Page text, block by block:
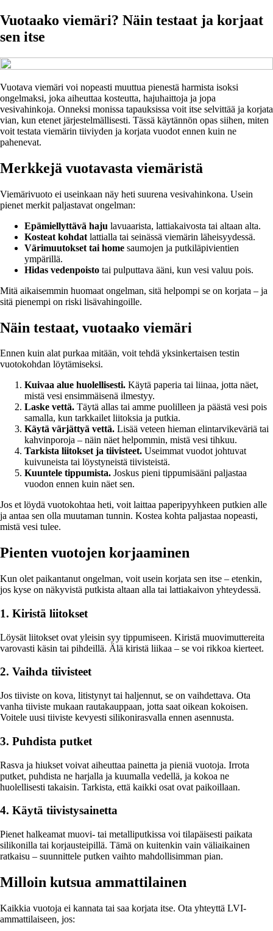
Vuotaako viemäri? Näin testaat ja korjaat
sen itse
Vuotava viemäri voi nopeasti muuttua pienestä harmista isoksi
ongelmaksi, joka aiheuttaa kosteutta, hajuhaittoja ja jopa
vesivahinkoja. Onneksi monissa tapauksissa voit itse selvittää ja korjata
vian, kun etenet järjestelmällisesti. Tässä käytännön opas siihen, miten
voit testata viemärin tiiviyden ja korjata vuodot ennen kuin ne
pahenevat.
Merkkejä vuotavasta viemäristä
Viemärivuoto ei useinkaan näy heti suurena vesivahinkona. Usein
pienet merkit paljastavat ongelman:
Epämiellyttävä haju lavuaarista, lattiakaivosta tai altaan alta.
Kosteat kohdat lattialla tai seinässä viemärin läheisyydessä.
Värimuutokset tai home saumojen ja putkiläpivientien
ympärillä.
Hidas vedenpoisto tai pulputtava ääni, kun vesi valuu pois.
Mitä aikaisemmin huomaat ongelman, sitä helpompi se on korjata – ja
sitä pienempi on riski lisävahingoille.
Näin testaat, vuotaako viemäri
Ennen kuin alat purkaa mitään, voit tehdä yksinkertaisen testin
vuotokohdan löytämiseksi.
Kuivaa alue huolellisesti. Käytä paperia tai liinaa, jotta näet,
mistä vesi ensimmäisenä ilmestyy.
Laske vettä. Täytä allas tai amme puolilleen ja päästä vesi pois
samalla, kun tarkkailet liitoksia ja putkia.
Käytä värjättyä vettä. Lisää veteen hieman elintarvikeväriä tai
kahvinporoja – näin näet helpommin, mistä vesi tihkuu.
Tarkista liitokset ja tiivisteet. Useimmat vuodot johtuvat
kuivuneista tai löystyneistä tiivisteistä.
Kuuntele tippumista. Joskus pieni tippumisääni paljastaa
vuodon ennen kuin näet sen.
Jos et löydä vuotokohtaa heti, voit laittaa paperipyyhkeen putkien alle
ja antaa sen olla muutaman tunnin. Kostea kohta paljastaa nopeasti,
mistä vesi tulee.
Pienten vuotojen korjaaminen
Kun olet paikantanut ongelman, voit usein korjata sen itse – etenkin,
jos kyse on näkyvistä putkista altaan alla tai lattiakaivon yhteydessä.
1. Kiristä liitokset
Löysät liitokset ovat yleisin syy tippumiseen. Kiristä muovimuttereita
varovasti käsin tai pihdeillä. Älä kiristä liikaa – se voi rikkoa kierteet.
2. Vaihda tiivisteet
Jos tiiviste on kova, litistynyt tai haljennut, se on vaihdettava. Ota
vanha tiiviste mukaan rautakauppaan, jotta saat oikean kokoisen.
Voitele uusi tiiviste kevyesti silikonirasvalla ennen asennusta.
3. Puhdista putket
Rasva ja hiukset voivat aiheuttaa painetta ja pieniä vuotoja. Irrota
putket, puhdista ne harjalla ja kuumalla vedellä, ja kokoa ne
huolellisesti takaisin. Tarkista, että kaikki osat ovat paikoillaan.
4. Käytä tiivistysainetta
Pienet halkeamat muovi- tai metalliputkissa voi tilapäisesti paikata
silikonilla tai korjausteipillä. Tämä on kuitenkin vain väliaikainen
ratkaisu – suunnittele putken vaihto mahdollisimman pian.
Milloin kutsua ammattilainen
Kaikkia vuotoja ei kannata tai saa korjata itse. Ota yhteyttä LVI-
ammattilaiseen, jos: